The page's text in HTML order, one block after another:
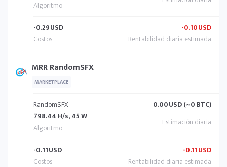
-0.29USD -0.10USD
MRR RandomSFX
MARKETPLACE
RandomSFX
798.44 H/s, 45 W
0.00USD (~0 BTC)
-0.11USD -0.11USD